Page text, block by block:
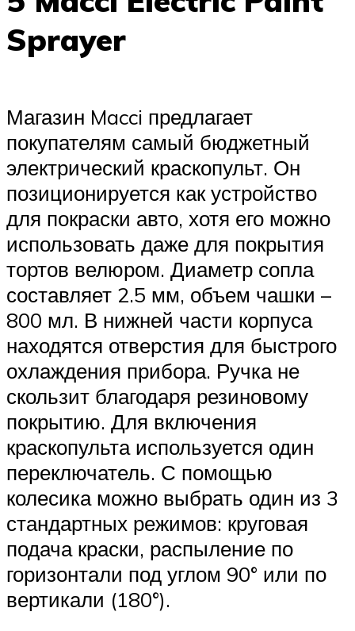
Sprayer
Магазин Macci предлагает
покупателям самый бюджетный
электрический краскопульт. Он
позиционируется как устройство
для покраски авто, хотя его можно
использовать даже для покрытия
тортов велюром. Диаметр сопла
составляет 2.5 мм, объем чашки –
800 мл. В нижней части корпуса
находятся отверстия для быстрого
охлаждения прибора. Ручка не
скользит благодаря резиновому
покрытию. Для включения
краскопульта используется один
переключатель. С помощью
колесика можно выбрать один из 3
стандартных режимов: круговая
подача краски, распыление по
горизонтали под углом 90° или по
вертикали (180°).